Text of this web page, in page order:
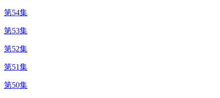
第54集
第53集
第52集
第51集
第50集